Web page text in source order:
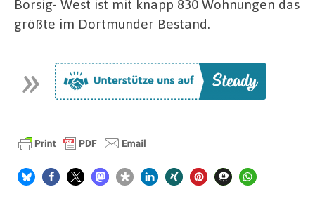
Borsig- West ist mit knapp 830 Wohnungen das
größte im Dortmunder Bestand.